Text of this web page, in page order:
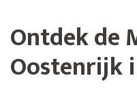
Ontdek de
Oostenrijk